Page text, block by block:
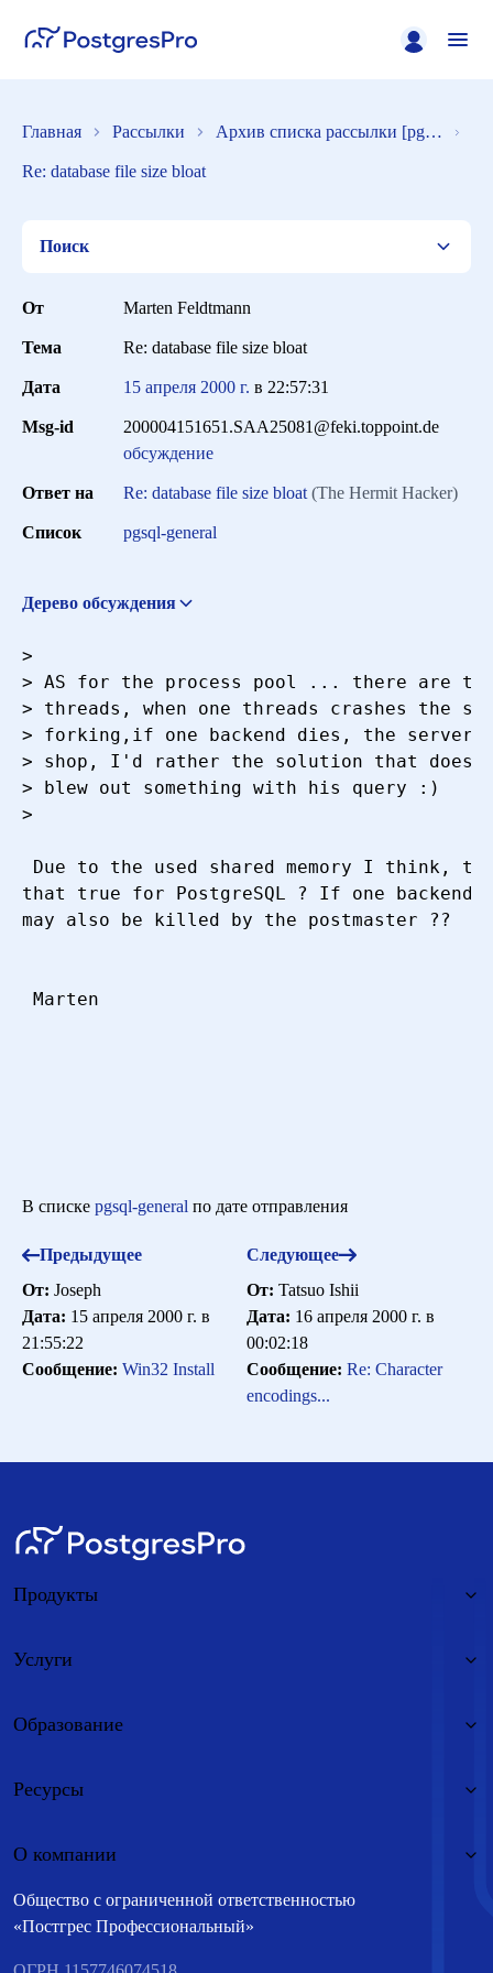
Главная Рассылки Архив списка рассылки [pgsql-general]
Re: database file size bloat
Поиск
Период
От Marten Feldtmann
Тема Re: database file size bloat
Дата 15 апреля 2000 г. в 22:57:31
Msg-id
200004151651.SAA25081@feki.toppoint.de
обсуждение
Ответ на Re: database file size bloat (The Hermit Hacker)
Список pgsql-general
Дерево обсуждения
<maffew@physics.usyd.edu.au>
>
> AS for the process pool ... there are
> threads, when one threads crashes the
> forking,if one backend dies, the
> shop, I'd rather the solution that
> blew out something with his query :)
>
Due to the used shared memory I think,
that true for PostgreSQL ? If one backend
may also be killed by the postmaster ??
Marten
В списке pgsql-general по дате отправления
Предыдущее
От: Joseph
Дата: 15 апреля 2000 г. в
21:55:22
Сообщение: Win32 Install
Следующее
От: Tatsuo Ishii
Дата: 16 апреля 2000 г. в
00:02:18
Сообщение: Re: Character
encodings...
Общество с ограниченной ответственностью
«Постгрес Профессиональный»
Продукты
Услуги
Образование
Ресурсы
О компании